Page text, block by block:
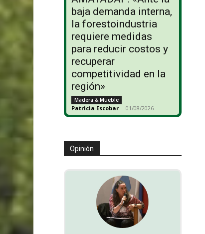
baja demanda interna,
la forestoindustria
requiere medidas
para reducir costos y
recuperar
competitividad en la
región»
Madera & Mueble
Patricia Escobar - 01/08/2026
Opinión